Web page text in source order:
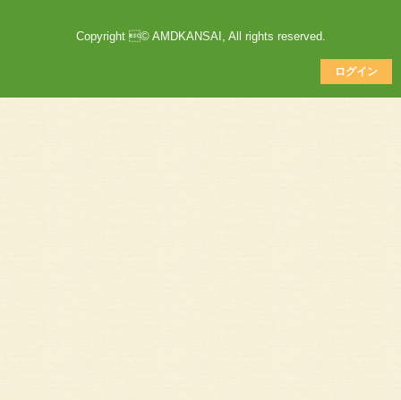
Copyright © AMDKANSAI, All rights reserved.
ログイン